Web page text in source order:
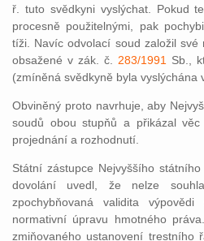
ř. tuto svědkyni vyslýchat. Pokud
procesně použitelnými, pak
tíži. Navíc odvolací soud založil
obsažené v zák. č. 283/1991
Sb.,
(zmíněná svědkyně byla vyslýchána
Obviněný proto navrhuje, aby
soudů obou stupňů a přikázal
projednání a rozhodnutí.
Státní zástupce Nejvyššího
dovolání uvedl, že nelze
zpochybňovaná validita
normativní úpravu hmotného
zmiňovaného ustanovení trestního